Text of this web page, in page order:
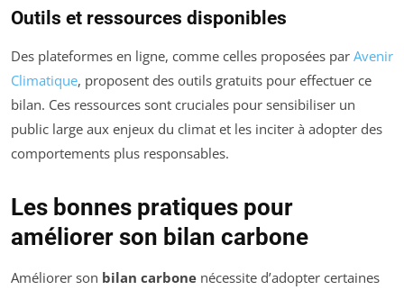
Outils et ressources disponibles
Des plateformes en ligne, comme celles proposées par Avenir
Climatique, proposent des outils gratuits pour effectuer ce
bilan. Ces ressources sont cruciales pour sensibiliser un
public large aux enjeux du climat et les inciter à adopter des
comportements plus responsables.
Les bonnes pratiques pour
améliorer son bilan carbone
Améliorer son bilan carbone nécessite d’adopter certaines